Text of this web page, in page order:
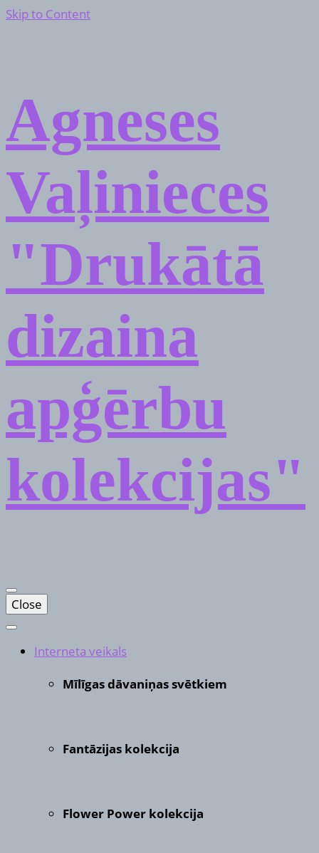
Skip to Content
Agneses
Vaļinieces
"Drukātā
dizaina
apģērbu
kolekcijas"
Close
Interneta veikals
Mīlīgas dāvaniņas svētkiem
Fantāzijas kolekcija
Flower Power kolekcija